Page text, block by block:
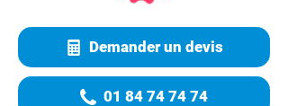
Demander un devis
01 84 74 74 74